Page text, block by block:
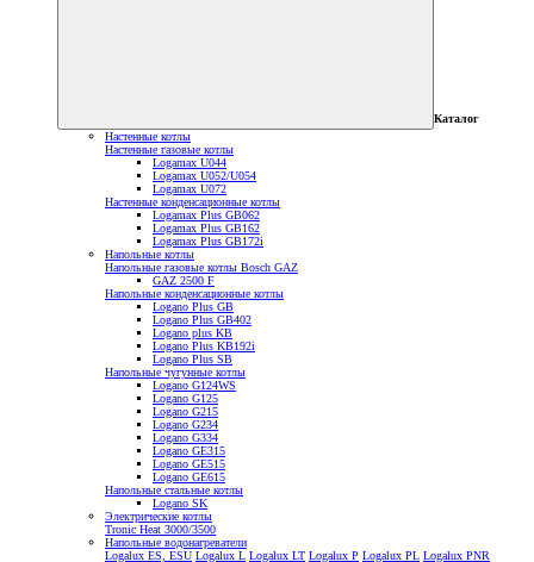
Каталог
Настенные котлы
Настенные газовые котлы
Logamax U044
Logamax U052/U054
Logamax U072
Настенные конденсационные котлы
Logamax Plus GB062
Logamax Plus GB162
Logamax Plus GB172i
Напольные котлы
Напольные газовые котлы Bosch GAZ
GAZ 2500 F
Напольные конденсационные котлы
Logano Plus GB
Logano Plus GB402
Logano plus KB
Logano Plus KB192i
Logano Plus SB
Напольные чугунные котлы
Logano G124WS
Logano G125
Logano G215
Logano G234
Logano G334
Logano GE315
Logano GE515
Logano GE615
Напольные стальные котлы
Logano SK
Электрические котлы
Tronic Heat 3000/3500
Напольные водонагреватели
Logalux ES, ESU Logalux L Logalux LT Logalux P Logalux PL Logalux PNR